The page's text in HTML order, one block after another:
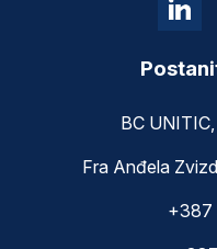
BC
Fra Anđela
+387